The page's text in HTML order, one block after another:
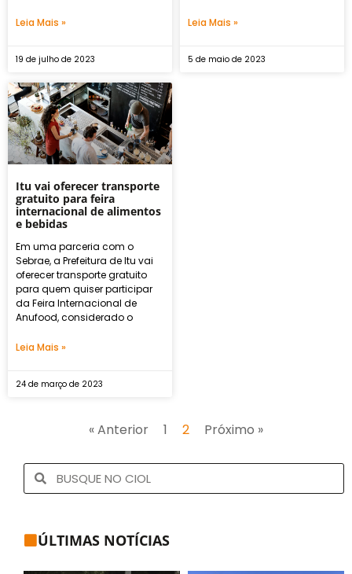
Leia Mais »
19 de julho de 2023
Leia Mais »
5 de maio de 2023
Itu vai oferecer transporte
gratuito para feira
internacional de alimentos
e bebidas
Em uma parceria com o
Sebrae, a Prefeitura de Itu vai
oferecer transporte gratuito
para quem quiser participar
da Feira Internacional de
Anufood, considerado o
Leia Mais »
24 de março de 2023
« Anterior 1 2 Próximo »
ÚLTIMAS NOTÍCIAS